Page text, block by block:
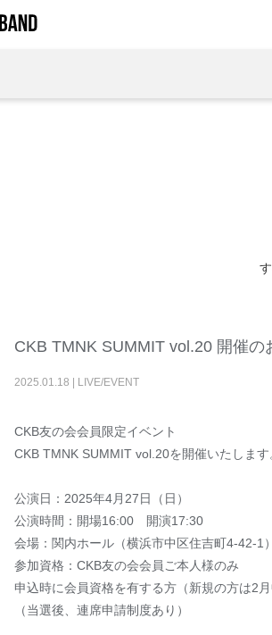
CKB TMNK SUMMIT vol.20 開催の
2025.01.18 LIVE/EVENT
CKB友の会会員限定イベント
CKB TMNK SUMMIT vol.20を開催いたします
公演日：2025年4月27日（日）
公演時間：開場16:00 開演17:30
会場：関内ホール（横浜市中区住吉町4-42-1）
参加資格：CKB友の会会員ご本人様のみ
申込時に会員資格を有する方（新規の方は2
（当選後、連席申請制度あり）